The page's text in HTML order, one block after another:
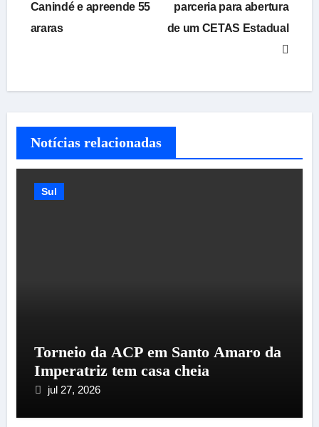
Post
Canindé e apreende 55
araras
parceria para abertura
de um CETAS Estadual
Notícias relacionadas
Sul
Torneio da ACP em Santo Amaro da
Imperatriz tem casa cheia
jul 27, 2026